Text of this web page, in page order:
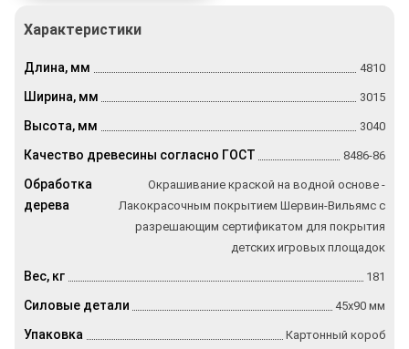
Характеристики
Длина, мм 4810
Ширина, мм 3015
Высота, мм 3040
Качество древесины согласно ГОСТ 8486-86
Обработка
дерева
Окрашивание краской на водной основе -
Лакокрасочным покрытием Шервин-Вильямс с
разрешающим сертификатом для покрытия
детских игровых площадок
Вес, кг 181
Силовые детали 45х90 мм
Упаковка Картонный короб